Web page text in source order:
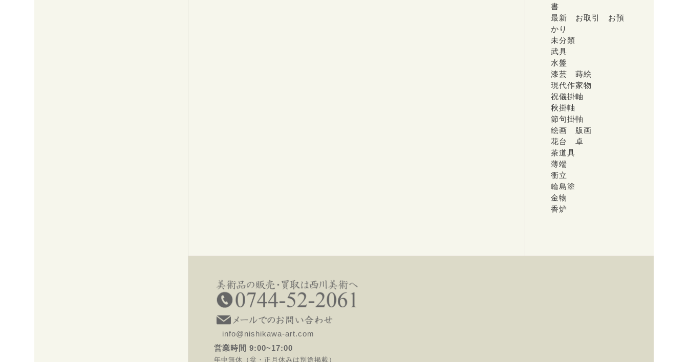
書
最新 お取引 お預
かり
未分類
武具
水盤
漆芸 蒔絵
現代作家物
祝儀掛軸
秋掛軸
節句掛軸
絵画 版画
花台 卓
茶道具
薄端
衝立
輪島塗
金物
香炉
info@nishikawa-art.com
営業時間 9:00~17:00
年中無休（盆・正月休みは別途掲載）